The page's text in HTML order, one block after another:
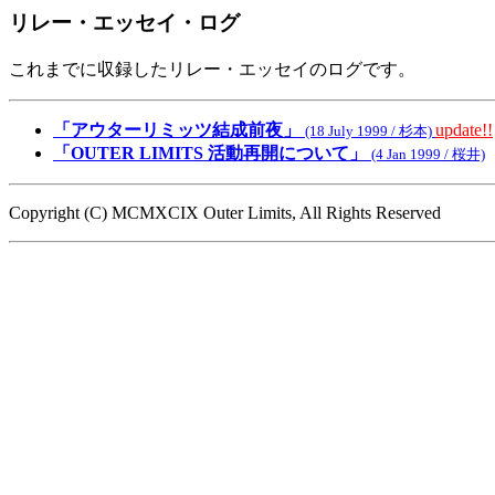
リレー・エッセイ・ログ
これまでに収録したリレー・エッセイのログです。
「アウターリミッツ結成前夜」 (18 July 1999 / 杉本) update!!
「OUTER LIMITS 活動再開について」 (4 Jan 1999 / 桜井)
Copyright (C) MCMXCIX Outer Limits, All Rights Reserved